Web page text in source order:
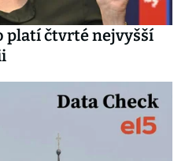
platí čtvrté nejvyšší